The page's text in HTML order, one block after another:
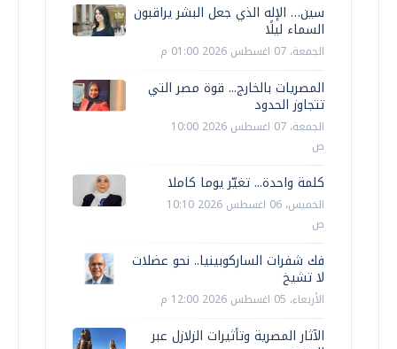
سين… الإله الذي جعل البشر يراقبون
السماء ليلًا
الجمعة، 07 اغسطس 2026 01:00 م
المصريات بالخارج... قوة مصر التي
تتجاوز الحدود
الجمعة، 07 اغسطس 2026 10:00
ص
كلمة واحدة... تغيّر يوما كاملا
الخميس، 06 اغسطس 2026 10:10
ص
فك شفرات الساركوبينيا.. نحو عضلات
لا تشيخ
الأربعاء، 05 اغسطس 2026 12:00 م
الآثار المصرية وتأثيرات الزلازل عبر